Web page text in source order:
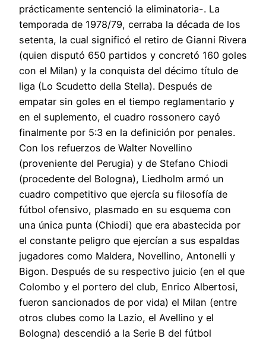
prácticamente sentenció la eliminatoria-. La
temporada de 1978/79, cerraba la década de los
setenta, la cual significó el retiro de Gianni Rivera
(quien disputó 650 partidos y concretó 160 goles
con el Milan) y la conquista del décimo título de
liga (Lo Scudetto della Stella). Después de
empatar sin goles en el tiempo reglamentario y
en el suplemento, el cuadro rossonero cayó
finalmente por 5:3 en la definición por penales.
Con los refuerzos de Walter Novellino
(proveniente del Perugia) y de Stefano Chiodi
(procedente del Bologna), Liedholm armó un
cuadro competitivo que ejercía su filosofía de
fútbol ofensivo, plasmado en su esquema con
una única punta (Chiodi) que era abastecida por
el constante peligro que ejercían a sus espaldas
jugadores como Maldera, Novellino, Antonelli y
Bigon. Después de su respectivo juicio (en el que
Colombo y el portero del club, Enrico Albertosi,
fueron sancionados de por vida) el Milan (entre
otros clubes como la Lazio, el Avellino y el
Bologna) descendió a la Serie B del fútbol